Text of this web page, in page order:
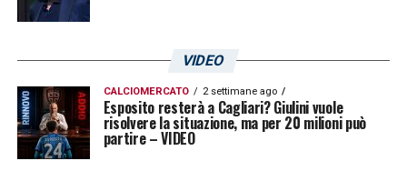
VIDEO
CALCIOMERCATO 2 settimane ago
Esposito resterà a Cagliari? Giulini vuole
risolvere la situazione, ma per 20 milioni può
partire – VIDEO